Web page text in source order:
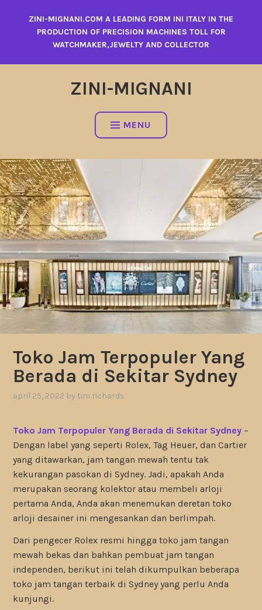
ZINI-MIGNANI.COM A LEADING FORM INI ITALY IN THE
PRODUCTION OF PRECISION MACHINES TOLL FOR
WATCHMAKER,JEWELTY AND COLLECTOR
ZINI-MIGNANI
MENU
Toko Jam Terpopuler Yang
Berada di Sekitar Sydney
april 25, 2022 by tim richards
Toko Jam Terpopuler Yang Berada di Sekitar Sydney –
Dengan label yang seperti Rolex, Tag Heuer, dan Cartier
yang ditawarkan, jam tangan mewah tentu tak
kekurangan pasokan di Sydney. Jadi, apakah Anda
merupakan seorang kolektor atau membeli arloji
pertama Anda, Anda akan menemukan deretan toko
arloji desainer ini mengesankan dan berlimpah.
Dari pengecer Rolex resmi hingga toko jam tangan
mewah bekas dan bahkan pembuat jam tangan
independen, berikut ini telah dikumpulkan beberapa
toko jam tangan terbaik di Sydney yang perlu Anda
kunjungi.